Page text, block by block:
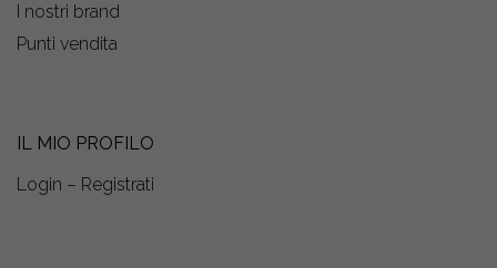
I nostri brand
Punti vendita
IL MIO PROFILO
Login – Registrati